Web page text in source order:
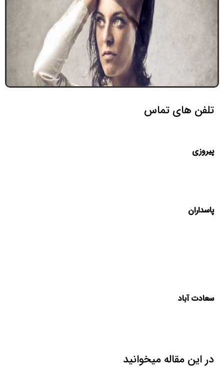
تلفن های تماس
پیروزی
پاسداران
سعادت آباد
در این مقاله میخوانید